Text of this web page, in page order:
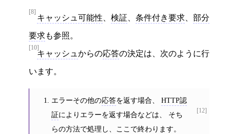
[8]
キャッシュ可能性 検証 条件付き要求 部分
要求も参照。
[10]
キャッシュ からの応答の決定は、次のように行
います。
[12]
エラーその他の応答を返す場合、HTTP認
証によりエラーを返す場合などは、 そち
らの方法で処理し、ここで終わります。